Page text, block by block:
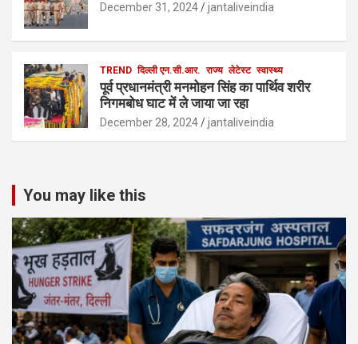
December 31, 2024 jantaliveindia
TREND दिल्ली एन.सी.आर. राज्य लेटेस्ट स्वास्थ्य
पूर्व प्रधानमंत्री मनमोहन सिंह का पार्थिव शरीर
निगमबोध घाट में ले जाया जा रहा
December 28, 2024 jantaliveindia
You may like this